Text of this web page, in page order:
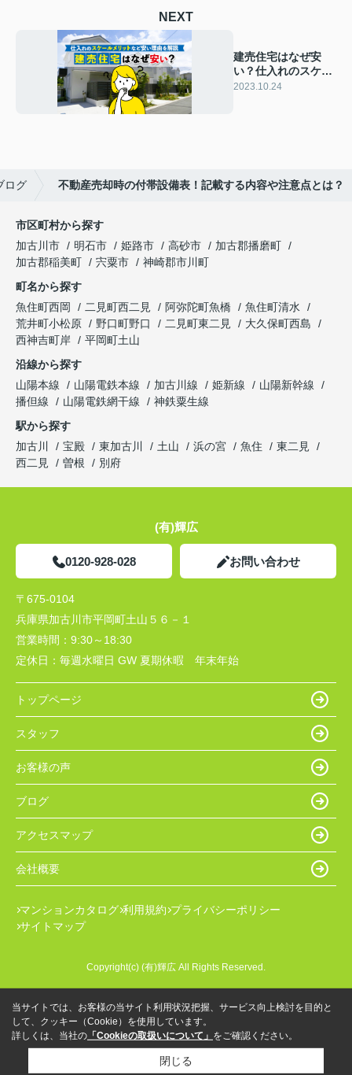
NEXT
建売住宅はなぜ安
い？仕入れのスケー
ルメリットなど安い
2023.10.24
ログ 不動産売却時の付帯設備表！記載する内容や注意点とは？
市区町村から探す
加古川市
明石市 姫路市 高砂市
加古郡播磨町
加古郡稲美町
宍粟市
神崎郡市川町
町名から探す
魚住町西岡
二見町西二見 阿弥陀町魚橋
魚住町清水
荒井町小松原
野口町野口 二見町東二見
大久保町西島
西神吉町岸
平岡町土山
沿線から探す
山陽本線
山陽電鉄本線 加古川線 姫新線
山陽新幹線
播但線
山陽電鉄網干線
神鉄粟生線
駅から探す
加古川
宝殿 東加古川 土山 浜の宮 魚住
東二見
西二見
曽根 別府
(有)輝広
0120-928-028 お問い合わせ
〒675-0104
兵庫県加古川市平岡町土山５６－１
営業時間： 9:30～18:30
定休日： 毎週水曜日 GW 夏期休暇 年末年始
トップページ
スタッフ
お客様の声
ブログ
アクセスマップ
会社概要
マンションカタログ 利用規約 プライバシーポリシー
サイトマップ
Copyright(c) (有)輝広 All Rights Reserved.
当サイトでは、お客様の当サイト利用状況把握、サービス向上検討を目的と
して、クッキー（Cookie）を使用しています。
詳しくは、当社の 「Cookieの取扱いについて」 をご確認ください。
閉じる